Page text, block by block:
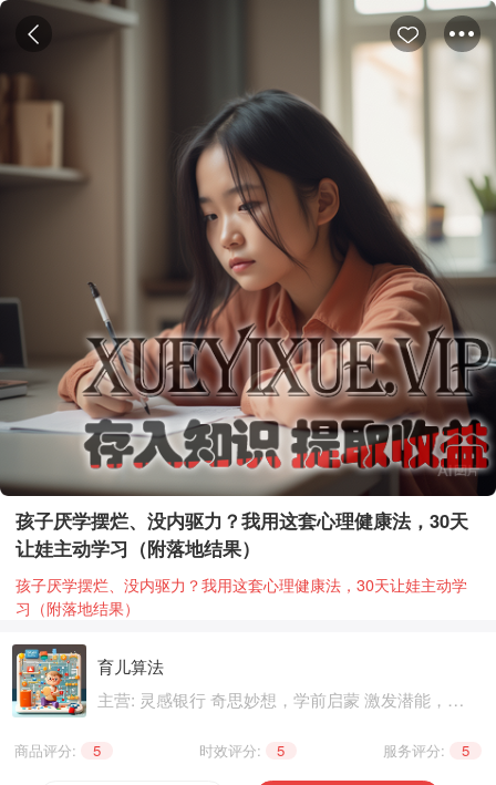
孩子厌学摆烂、没内驱力？我用这套心理健康法，30天
让娃主动学习（附落地结果）
孩子厌学摆烂、没内驱力？我用这套心理健康法，30天让娃主动学
习（附落地结果）
育儿算法
主营: 灵感银行 奇思妙想，学前启蒙 激发潜能，基
个性生活，健康养生 精神文化
商品评分: 5 时效评分: 5 服务评分: 5